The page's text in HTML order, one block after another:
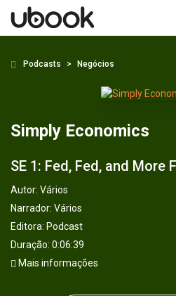
Podcasts Negócios
Simply Economics
SE 1: Fed, Fed, and More
Autor: Vários
Narrador: Vários
Editora: Podcast
Duração: 0:06:39
Mais informações